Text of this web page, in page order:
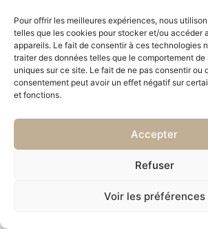
Pour offrir les meilleures expériences, nous
telles que les cookies pour stocker et/ou accéder
appareils. Le fait de consentir à ces technologies
traiter des données telles que le comportement de
uniques sur ce site. Le fait de ne pas consentir ou
consentement peut avoir un effet négatif sur
et fonctions.
Accepter
Refuser
Voir les préférences